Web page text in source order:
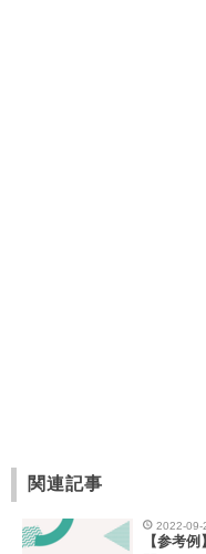
関連記事
2022-09-
【参考